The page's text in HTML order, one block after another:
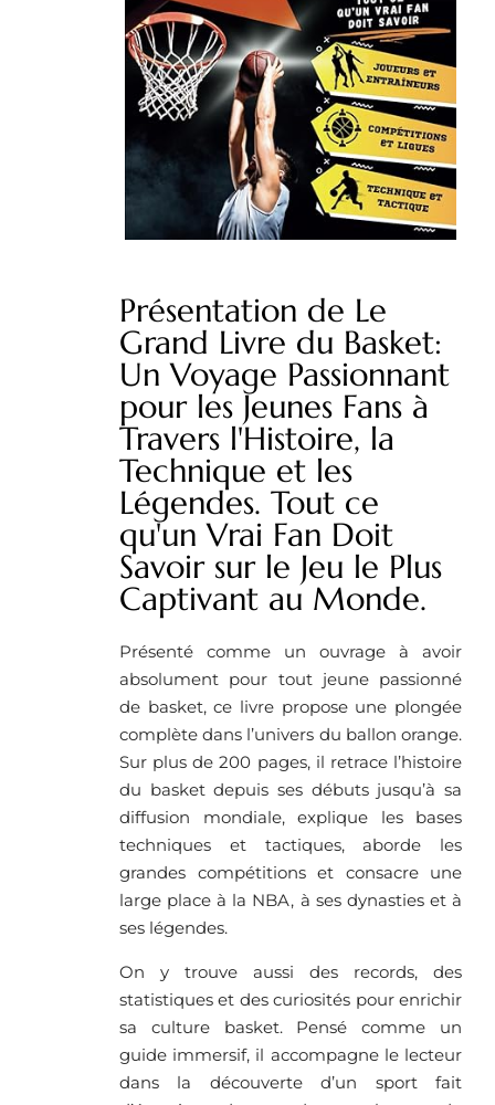
Présentation de Le
Grand Livre du Basket:
Un Voyage Passionnant
pour les Jeunes Fans à
Travers l'Histoire, la
Technique et les
Légendes. Tout ce
qu'un Vrai Fan Doit
Savoir sur le Jeu le Plus
Captivant au Monde.
Présenté comme un ouvrage à avoir
absolument pour tout jeune passionné
de basket, ce livre propose une plongée
complète dans l’univers du ballon orange.
Sur plus de 200 pages, il retrace l’histoire
du basket depuis ses débuts jusqu’à sa
diffusion mondiale, explique les bases
techniques et tactiques, aborde les
grandes compétitions et consacre une
large place à la NBA, à ses dynasties et à
ses légendes.
On y trouve aussi des records, des
statistiques et des curiosités pour enrichir
sa culture basket. Pensé comme un
guide immersif, il accompagne le lecteur
dans la découverte d’un sport fait